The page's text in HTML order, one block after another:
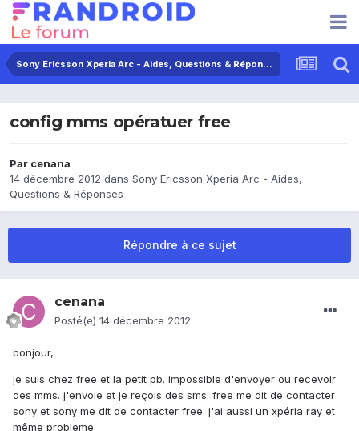
Sony Ericsson Xperia Arc - Aides, Questions & Réponses
config mms opératuer free
Par cenana
14 décembre 2012 dans Sony Ericsson Xperia Arc - Aides,
Questions & Réponses
Répondre à ce sujet
cenana
Posté(e) 14 décembre 2012
bonjour,
je suis chez free et la petit pb. impossible d'envoyer ou recevoir
des mms. j'envoie et je reçois des sms. free me dit de contacter
sony et sony me dit de contacter free. j'ai aussi un xpéria ray et
même probleme.